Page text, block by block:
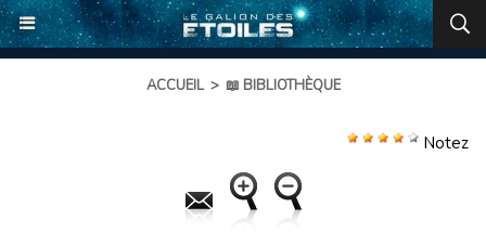
ACCUEIL > 📖 BIBLIOTHÈQUE
Notez